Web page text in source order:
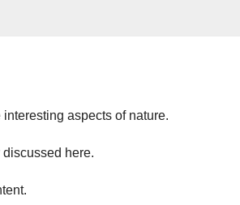
aspects of nature.
here.